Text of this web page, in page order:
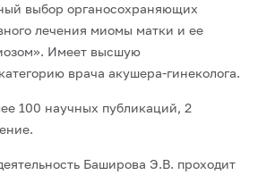
выбор органосохраняющих
лечения миомы матки и ее
Имеет высшую
врача акушера-гинеколога.
100 научных публикаций, 2
Баширова Э.В. проходит